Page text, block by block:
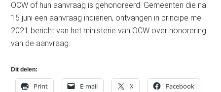
OCW of hun aanvraag is gehonoreerd. Gemeenten die na
15 juni een aanvraag indienen, ontvangen in principe mei
2021 bericht van het ministerie van OCW over honorering
van de aanvraag.
Dit delen:
Print E-mail X Facebook